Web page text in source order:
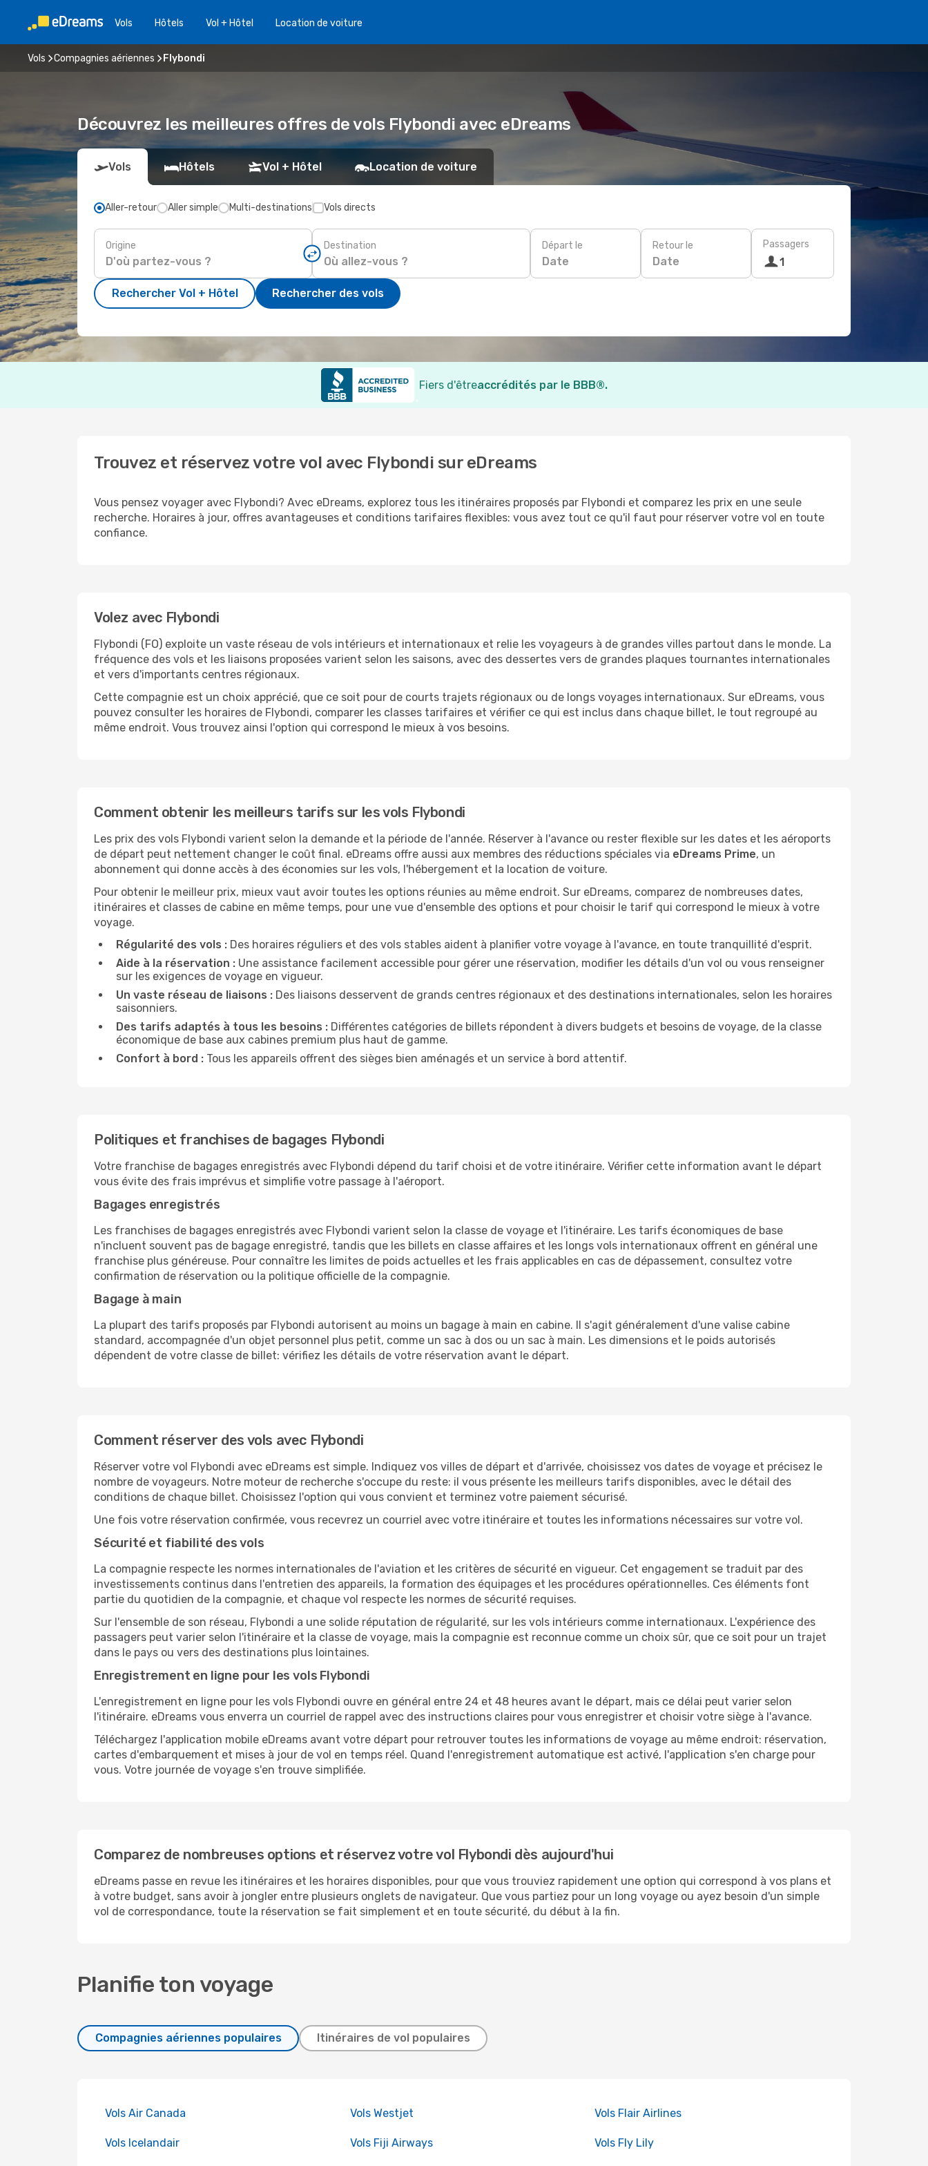
Vols Hôtels Vol + Hôtel Location de voiture
Vols Compagnies aériennes Flybondi
Découvrez les meilleures offres de vols Flybondi avec eDreams
Vols Hôtels Vol + Hôtel Location de voiture
Aller-retour Aller simple Multi-destinations Vols directs
Origine Destination Départ le
Date
Retour le
Date
Passagers
1
Rechercher Vol + Hôtel Rechercher des vols
Fiers d'êtreaccrédités par le BBB®.
Trouvez et réservez votre vol avec Flybondi sur eDreams
Vous pensez voyager avec Flybondi? Avec eDreams, explorez tous les itinéraires proposés par Flybondi et comparez les prix en une seule
recherche. Horaires à jour, offres avantageuses et conditions tarifaires flexibles: vous avez tout ce qu'il faut pour réserver votre vol en toute
confiance.
Volez avec Flybondi
Flybondi (FO) exploite un vaste réseau de vols intérieurs et internationaux et relie les voyageurs à de grandes villes partout dans le monde. La
fréquence des vols et les liaisons proposées varient selon les saisons, avec des dessertes vers de grandes plaques tournantes internationales
et vers d'importants centres régionaux.
Cette compagnie est un choix apprécié, que ce soit pour de courts trajets régionaux ou de longs voyages internationaux. Sur eDreams, vous
pouvez consulter les horaires de Flybondi, comparer les classes tarifaires et vérifier ce qui est inclus dans chaque billet, le tout regroupé au
même endroit. Vous trouvez ainsi l'option qui correspond le mieux à vos besoins.
Comment obtenir les meilleurs tarifs sur les vols Flybondi
Les prix des vols Flybondi varient selon la demande et la période de l'année. Réserver à l'avance ou rester flexible sur les dates et les aéroports
de départ peut nettement changer le coût final. eDreams offre aussi aux membres des réductions spéciales via eDreams Prime, un
abonnement qui donne accès à des économies sur les vols, l'hébergement et la location de voiture.
Pour obtenir le meilleur prix, mieux vaut avoir toutes les options réunies au même endroit. Sur eDreams, comparez de nombreuses dates,
itinéraires et classes de cabine en même temps, pour une vue d'ensemble des options et pour choisir le tarif qui correspond le mieux à votre
voyage.
Régularité des vols : Des horaires réguliers et des vols stables aident à planifier votre voyage à l'avance, en toute tranquillité d'esprit.
Aide à la réservation : Une assistance facilement accessible pour gérer une réservation, modifier les détails d'un vol ou vous renseigner
sur les exigences de voyage en vigueur.
Un vaste réseau de liaisons : Des liaisons desservent de grands centres régionaux et des destinations internationales, selon les horaires
saisonniers.
Des tarifs adaptés à tous les besoins : Différentes catégories de billets répondent à divers budgets et besoins de voyage, de la classe
économique de base aux cabines premium plus haut de gamme.
Confort à bord : Tous les appareils offrent des sièges bien aménagés et un service à bord attentif.
Politiques et franchises de bagages Flybondi
Votre franchise de bagages enregistrés avec Flybondi dépend du tarif choisi et de votre itinéraire. Vérifier cette information avant le départ
vous évite des frais imprévus et simplifie votre passage à l'aéroport.
Bagages enregistrés
Les franchises de bagages enregistrés avec Flybondi varient selon la classe de voyage et l'itinéraire. Les tarifs économiques de base
n'incluent souvent pas de bagage enregistré, tandis que les billets en classe affaires et les longs vols internationaux offrent en général une
franchise plus généreuse. Pour connaître les limites de poids actuelles et les frais applicables en cas de dépassement, consultez votre
confirmation de réservation ou la politique officielle de la compagnie.
Bagage à main
La plupart des tarifs proposés par Flybondi autorisent au moins un bagage à main en cabine. Il s'agit généralement d'une valise cabine
standard, accompagnée d'un objet personnel plus petit, comme un sac à dos ou un sac à main. Les dimensions et le poids autorisés
dépendent de votre classe de billet: vérifiez les détails de votre réservation avant le départ.
Comment réserver des vols avec Flybondi
Réserver votre vol Flybondi avec eDreams est simple. Indiquez vos villes de départ et d'arrivée, choisissez vos dates de voyage et précisez le
nombre de voyageurs. Notre moteur de recherche s'occupe du reste: il vous présente les meilleurs tarifs disponibles, avec le détail des
conditions de chaque billet. Choisissez l'option qui vous convient et terminez votre paiement sécurisé.
Une fois votre réservation confirmée, vous recevrez un courriel avec votre itinéraire et toutes les informations nécessaires sur votre vol.
Sécurité et fiabilité des vols
La compagnie respecte les normes internationales de l'aviation et les critères de sécurité en vigueur. Cet engagement se traduit par des
investissements continus dans l'entretien des appareils, la formation des équipages et les procédures opérationnelles. Ces éléments font
partie du quotidien de la compagnie, et chaque vol respecte les normes de sécurité requises.
Sur l'ensemble de son réseau, Flybondi a une solide réputation de régularité, sur les vols intérieurs comme internationaux. L'expérience des
passagers peut varier selon l'itinéraire et la classe de voyage, mais la compagnie est reconnue comme un choix sûr, que ce soit pour un trajet
dans le pays ou vers des destinations plus lointaines.
Enregistrement en ligne pour les vols Flybondi
L'enregistrement en ligne pour les vols Flybondi ouvre en général entre 24 et 48 heures avant le départ, mais ce délai peut varier selon
l'itinéraire. eDreams vous enverra un courriel de rappel avec des instructions claires pour vous enregistrer et choisir votre siège à l'avance.
Téléchargez l'application mobile eDreams avant votre départ pour retrouver toutes les informations de voyage au même endroit: réservation,
cartes d'embarquement et mises à jour de vol en temps réel. Quand l'enregistrement automatique est activé, l'application s'en charge pour
vous. Votre journée de voyage s'en trouve simplifiée.
Comparez de nombreuses options et réservez votre vol Flybondi dès aujourd'hui
eDreams passe en revue les itinéraires et les horaires disponibles, pour que vous trouviez rapidement une option qui correspond à vos plans et
à votre budget, sans avoir à jongler entre plusieurs onglets de navigateur. Que vous partiez pour un long voyage ou ayez besoin d'un simple
vol de correspondance, toute la réservation se fait simplement et en toute sécurité, du début à la fin.
Planifie ton voyage
Compagnies aériennes populaires Itinéraires de vol populaires
Vols Air Canada Vols Westjet Vols Flair Airlines
Vols Icelandair Vols Fiji Airways Vols Fly Lily